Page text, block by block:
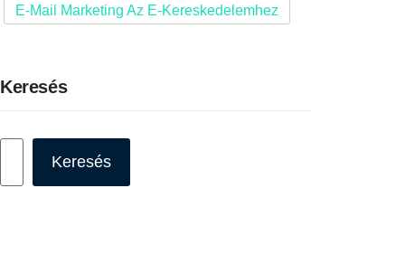
E-Mail Marketing Az E-Kereskedelemhez
Keresés
Keresés